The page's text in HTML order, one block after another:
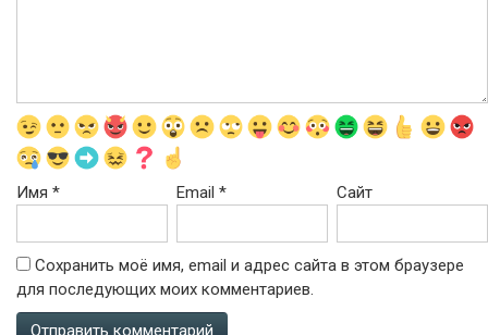
Имя * Email* Сайт
Сохранить моё имя, email и адрес сайта в этом браузере
для последующих моих комментариев.